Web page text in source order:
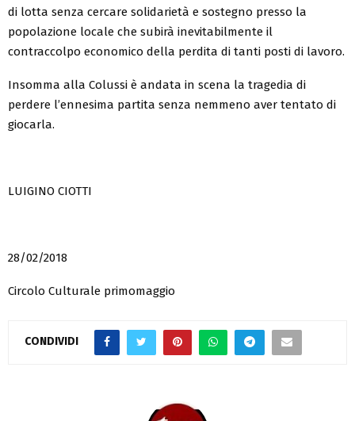
di lotta senza cercare solidarietà e sostegno presso la
popolazione locale che subirà inevitabilmente il
contraccolpo economico della perdita di tanti posti di lavoro.
Insomma alla Colussi è andata in scena la tragedia di
perdere l’ennesima partita senza nemmeno aver tentato di
giocarla.
LUIGINO CIOTTI
28/02/2018
Circolo Culturale primomaggio
CONDIVIDI